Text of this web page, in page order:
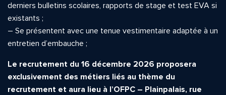
derniers bulletins scolaires, rapports de stage et test EVA si
existants ;
– Se présentent avec une tenue vestimentaire adaptée à un
entretien d’embauche ;
Le recrutement du 16 décembre 2026 proposera
exclusivement des métiers liés au thème du
recrutement et aura lieu à l’OFPC – Plainpalais, rue